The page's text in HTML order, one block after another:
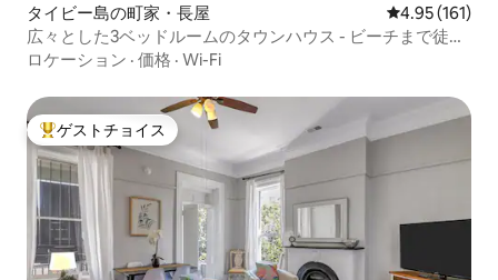
タイビー島の町家・長屋 レビュー161
4.95 (161)
広々とした3ベッドルームのタウンハウス - ビーチまで徒歩
ですぐ
ロケーション · 価格 · Wi-Fi
大好評のゲストチョイスです。
ゲストチョイス